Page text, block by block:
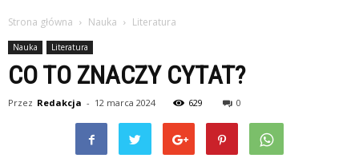
Strona główna Nauka Literatura
Nauka Literatura
CO TO ZNACZY CYTAT?
Przez Redakcja - 12 marca 2024 629 0